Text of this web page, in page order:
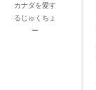
カナダを愛す
るじゅくちょ
ー